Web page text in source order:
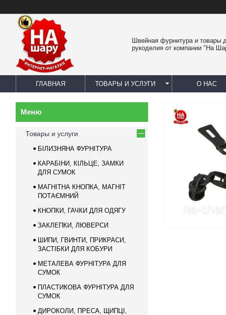
Швейная фурнитура и товары
рукоделия от компании "На
ГЛАВНАЯ ТОВАРЫ И УСЛУГИ О НАС
Товары и услуги
БІЛИЗНЯНА ФУРНІТУРА
КАРАБІНИ, КІЛЬЦЕ, ЗАМКИ
ДЛЯ СУМОК
МАГНІТНА КНОПКА, МАГНІТ
ПОТАЄМНИЙ
КНОПКИ, ГАЧКИ ДЛЯ ОДЯГУ
ЗАКЛЕПКИ, ЛЮВЕРСИ
ШИПИ, ГВИНТИ, ПРИКРАСИ,
ЗАСТІБКИ ДЛЯ КОБУРИ
МЕТАЛЕВА ФУРНІТУРА ДЛЯ
СУМОК
ПЛАСТИКОВА ФУРНІТУРА ДЛЯ
СУМОК
ДИРОКОЛИ, ПРЕСА, ЩИПЦІ,